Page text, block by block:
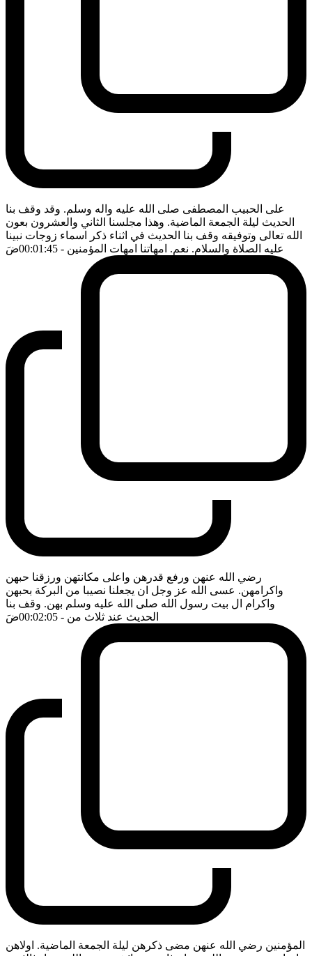
على الحبيب المصطفى صلى الله عليه واله وسلم. وقد وقف بنا
الحديث ليلة الجمعة الماضية. وهذا مجلسنا الثاني والعشرون بعون
الله تعالى وتوفيقه وقف بنا الحديث في اثناء ذكر اسماء زوجات نبينا
عليه الصلاة والسلام. نعم. امهاتنا امهات المؤمنين - 00:01:45 ضَ
رضي الله عنهن ورفع قدرهن واعلى مكانتهن ورزقنا حبهن
واكرامهن. عسى الله عز وجل ان يجعلنا نصيبا من البركة بحبهن
واكرام ال بيت رسول الله صلى الله عليه وسلم بهن. وقف بنا
الحديث عند ثلاث من - 00:02:05 ضَ
المؤمنين رضي الله عنهن مضى ذكرهن ليلة الجمعة الماضية. اولاهن